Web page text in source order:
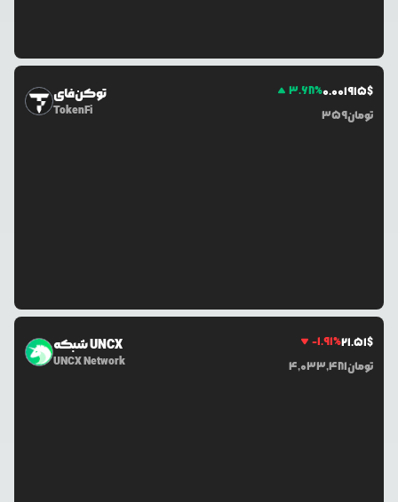
توکن‌فای
TokenFi
3.68%0.001915$
359تومان
شبکه UNCX
UNCX Network
-1.91%21.51$
4,033,481تومان